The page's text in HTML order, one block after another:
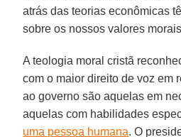
atrás das teorias econômicas
sobre os nossos valores
A teologia moral cristã
com o maior direito de voz em
ao governo são aquelas em
aquelas com habilidades
uma pessoa humana. O